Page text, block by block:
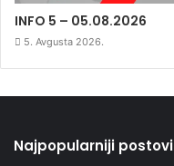
INFO 5 – 05.08.2026
5. Avgusta 2026.
Najpopularniji postovi